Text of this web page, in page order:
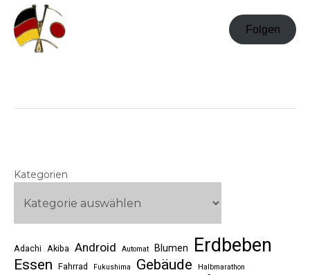
Folgen
Kategorien
Adachi Akiba Android Automat Blumen Erdbeben
Essen Fahrrad Fukushima Gebäude Halbmarathon